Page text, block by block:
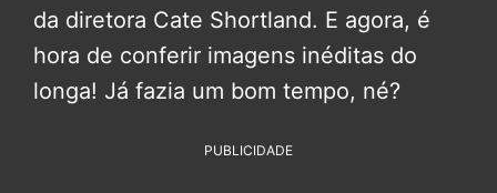
da diretora Cate Shortland. E agora, é
hora de conferir imagens inéditas do
longa! Já fazia um bom tempo, né?
PUBLICIDADE